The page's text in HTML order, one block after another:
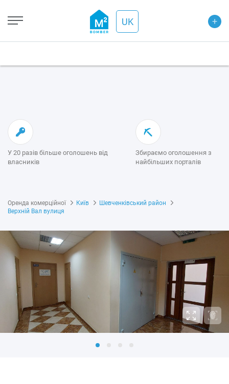
UK +
У 20 разів більше оголошень від
власників
Збираємо оголошення з
найбільших порталів
Оренда комерційної Київ
Шевченківський район
Верхній Вал вулиця